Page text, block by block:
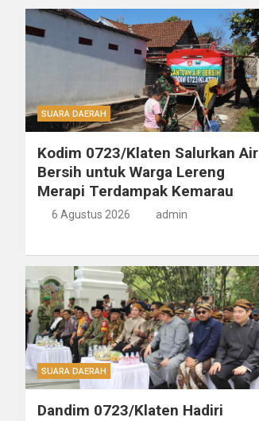
SUARA DAERAH
Kodim 0723/Klaten Salurkan Air
Bersih untuk Warga Lereng
Merapi Terdampak Kemarau
6 Agustus 2026 admin
SUARA DAERAH
Dandim 0723/Klaten Hadiri